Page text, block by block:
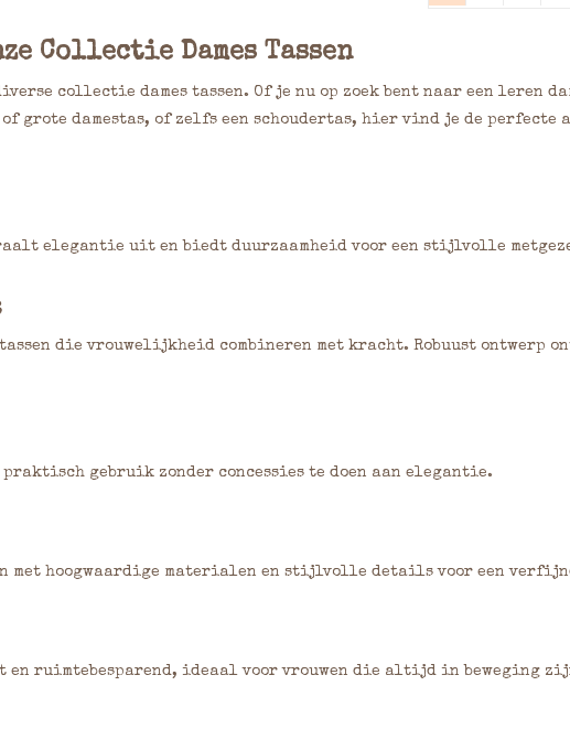
Collectie Dames Tassen
collectie dames tassen. Of je nu op zoek bent naar een leren
grote damestas, of zelfs een schoudertas, hier vind je de perfecte
elegantie uit en biedt duurzaamheid voor een stijlvolle
die vrouwelijkheid combineren met kracht. Robuust ontwerp
gebruik zonder concessies te doen aan elegantie.
met hoogwaardige materialen en stijlvolle details voor een
en ruimtebesparend, ideaal voor vrouwen die altijd in beweging